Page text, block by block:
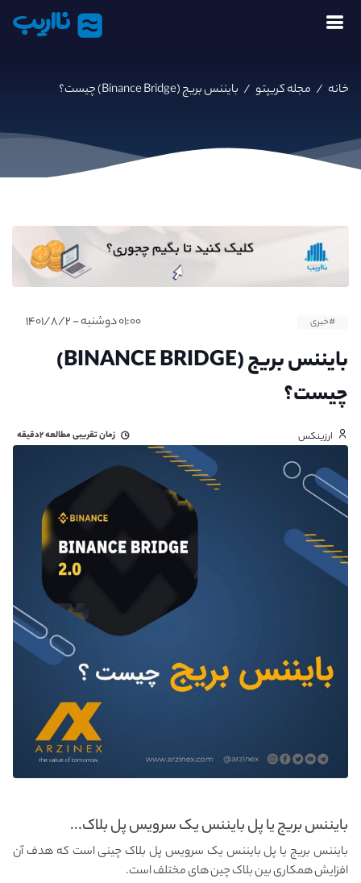
نااریب
خانه / مجله کریپتو / بایننس بریج (Binance Bridge) چیست؟
#خبری ۰۱:۰۰ دوشنبه - ۱۴۰۱/۸/۲
بایننس بریج (BINANCE BRIDGE)
چیست؟
ارزینکس زمان تقریبی مطالعه۲دقیقه
بایننس بریج یا پل بایننس یک سرویس پل بلاک...
بایننس بریج یا پل بایننس یک سرویس پل بلاک چینی است که هدف آن
افزایش همکاری بین بلاک چین های مختلف است.